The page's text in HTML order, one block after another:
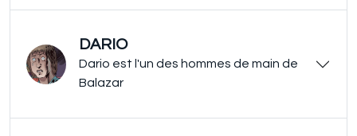
DARIO
Dario est l'un des hommes de main de
Balazar